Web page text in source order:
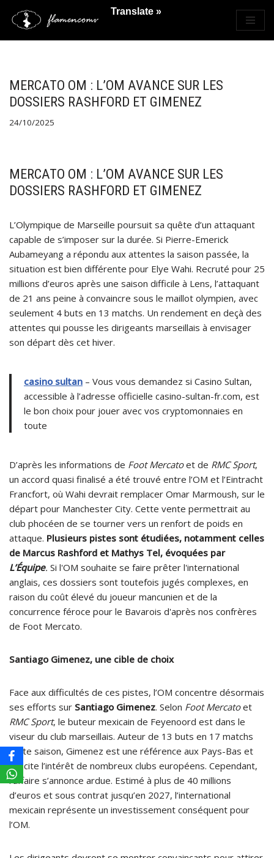
Saltar
MERCATO OM : L’OM AVANCE SUR LES
DOSSIERS RASHFORD ET GIMENEZ
24/10/2025
MERCATO OM : L’OM AVANCE SUR LES
DOSSIERS RASHFORD ET GIMENEZ
L’Olympique de Marseille poursuit sa quête d’un attaquant
capable de s’imposer sur la durée. Si Pierre-Emerick
Aubameyang a répondu aux attentes la saison passée, la
situation est bien différente pour Elye Wahi. Recruté pour 25
millions d’euros après une saison difficile à Lens, l’attaquant
de 21 ans peine à convaincre sous le maillot olympien, avec
seulement 4 buts en 13 matchs. Un rendement en deçà des
attentes qui pousse les dirigeants marseillais à envisager
son départ dès cet hiver.
casino sultan – Vous vous demandez si Casino Sultan,
accessible à l’adresse officielle casino-sultan-fr.com, est
le bon choix pour jouer avec vos cryptomonnaies en
toute
D’après les informations de Foot Mercatoet de RMC Sport,
un accord quasi finalisé a été trouvé entre l’OM et l’Eintracht
Francfort, où Wahi devrait remplacer Omar Marmoush, sur le
départ pour Manchester City. Cette vente permettrait au
club phocéen de se tourner vers un renfort de poids en
attaque. Plusieurs pistes sont étudiées, notamment celles
de Marcus Rashford et Mathys Tel, évoquées par
L’Équipe. Si l'OM souhaite se faire prêter l'international
anglais, ces dossiers sont toutefois jugés complexes, en
raison du coût élevé du joueur mancunien et de la
concurrence féroce pour le Bavarois d'après nos confrères
de Foot Mercato.
Santiago Gimenez, une cible de choix
Face aux difficultés de ces pistes, l’OM concentre désormais
ses efforts sur Santiago Gimenez. Selon Foot Mercatoet
RMC Sport, le buteur mexicain de Feyenoord est dans le
viseur du club marseillais. Auteur de 13 buts en 17 matchs
cette saison, Gimenez est une référence aux Pays-Bas et
suscite l’intérêt de nombreux clubs européens. Cependant,
l’affaire s’annonce ardue. Estimé à plus de 40 millions
d’euros et sous contrat jusqu’en 2027, l’international
mexicain représente un investissement conséquent pour
l’OM.
Translate »